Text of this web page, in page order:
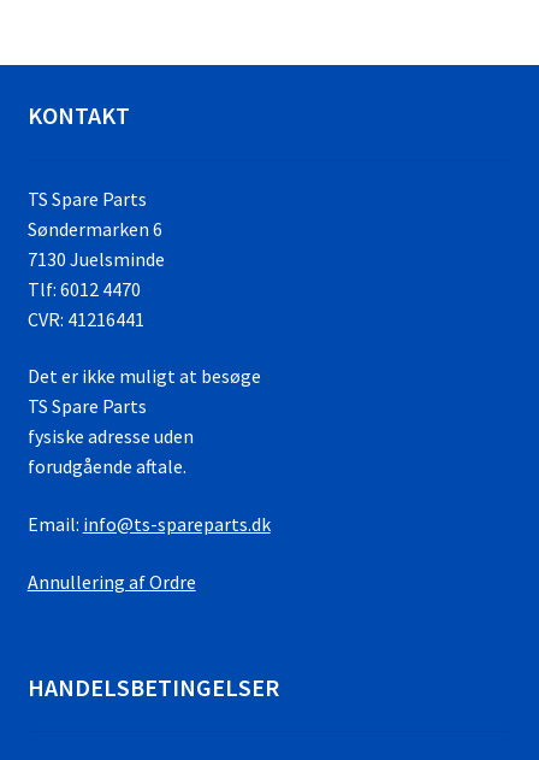
KONTAKT
TS Spare Parts
Søndermarken 6
7130 Juelsminde
Tlf: 6012 4470
CVR: 41216441
Det er ikke muligt at besøge
TS Spare Parts
fysiske adresse uden
forudgående aftale.
Email: info@ts-spareparts.dk
Annullering af Ordre
HANDELSBETINGELSER